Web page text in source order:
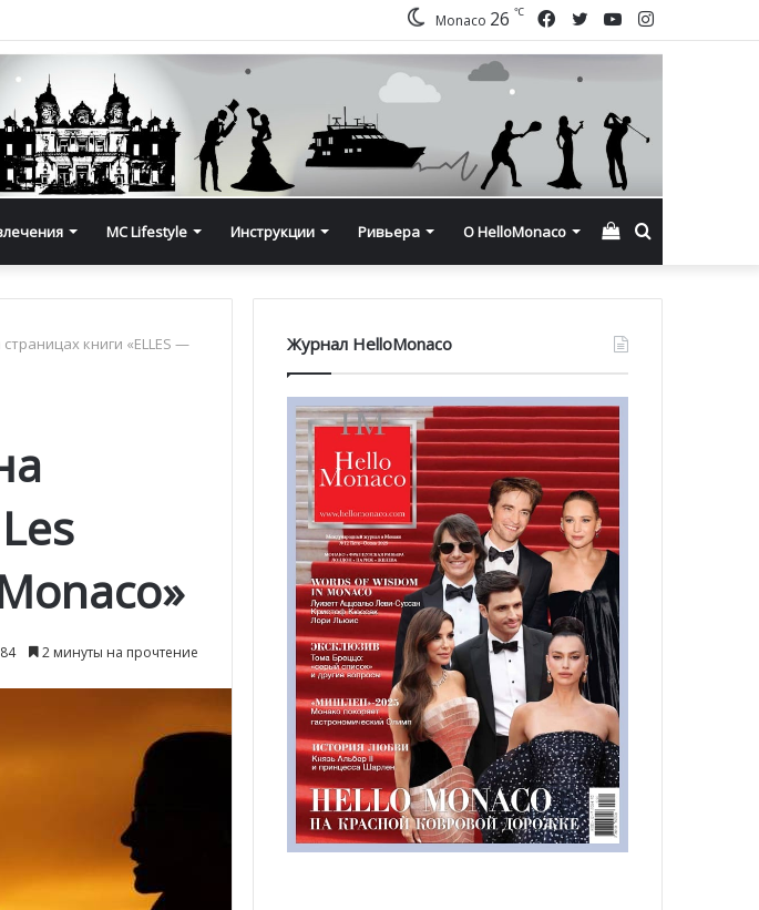
Instagram
YouTube
Twitter
Facebook
Monaco 26 ℃
MC Lifestyle Инструкции Ривьера О HelloMonaco Смотреть
корзину
книги «ELLES —
84 2 минуты на прочтение
Журнал HelloMonaco